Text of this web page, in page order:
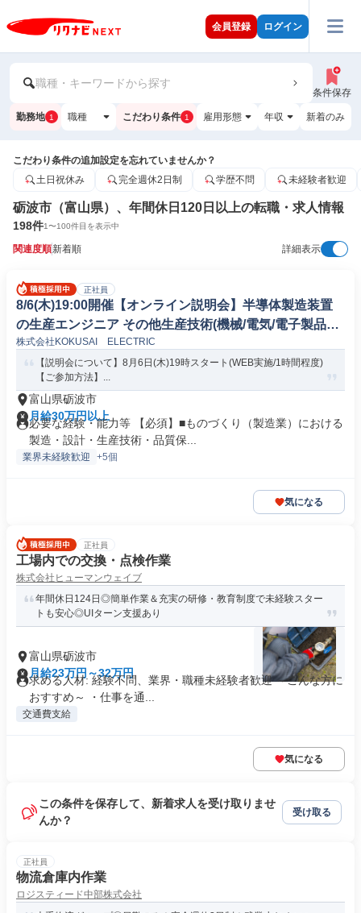
会員登録 ログイン
職種・キーワードから探す
条件保存
勤務地 1 職種 こだわり条件 1 雇用形態 年収 新着のみ
こだわり条件の追加設定を忘れていませんか？
土日祝休み
完全週休2日制 学歴不問 未経験者歓迎
砺波市（富山県）、年間休日120日以上の転職・求人情報
198件1〜100件目を表示中
関連度順新着順 詳細表示
正社員
8/6(木)19:00開催【オンライン説明会】半導体製造装置
の生産エンジニア その他生産技術(機械/電気/電子製品専
門職)
株式会社KOKUSAI ELECTRIC
【説明会について】8月6日(木)19時スタート(WEB実施/1時間程度)
【ご参加方法】...
富山県砺波市
月給30万円以上
必要な経験・能力等 【必須】■ものづくり（製造業）における
製造・設計・生産技術・品質保...
業界未経験歓迎 +5個
気になる
正社員
工場内での交換・点検作業
株式会社ヒューマンウェイブ
年間休日124日◎簡単作業＆充実の研修・教育制度で未経験スター
トも安心◎UIターン支援あり
富山県砺波市
月給23万円～32万円
求める人材: 経験不問、業界・職種未経験者歓迎 ～こんな方に
おすすめ～ ・仕事を通...
交通費支給
気になる
この条件を保存して、新着求人を受け取りませ
んか？
受け取る
正社員
物流倉庫内作業
ロジスティード中部株式会社